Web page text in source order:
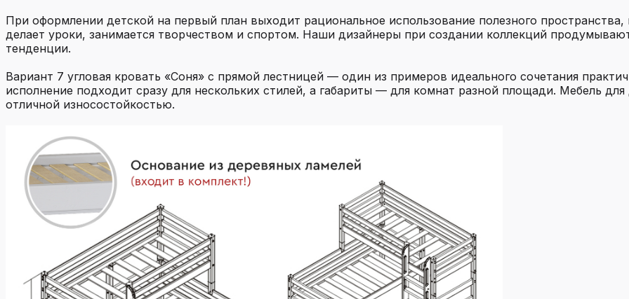
При оформлении детской на первый план выходит рациональное использование полезного
делает уроки, занимается творчеством и спортом. Наши дизайнеры при создании коллекций
тенденции.
Вариант 7 угловая кровать «Соня» с прямой лестницей — один из примеров идеального сочетания
исполнение подходит сразу для нескольких стилей, а габариты — для комнат разной площади. Мебель
отличной износостойкостью.